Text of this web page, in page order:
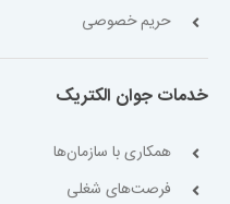
حریم خصوصی
خدمات جوان الکتریک
همکاری با سازمان‌ها
فرصت‌های شغلی